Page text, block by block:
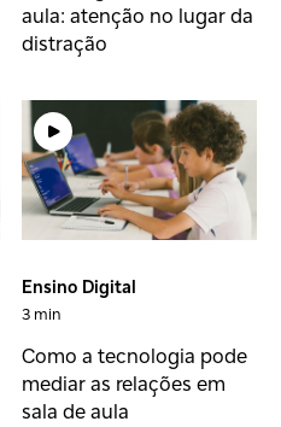
aula: atenção no lugar da
distração
Ensino Digital
3 min
Como a tecnologia pode
mediar as relações em
sala de aula